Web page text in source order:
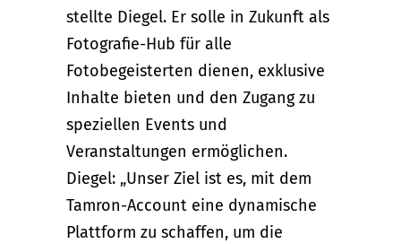
stellte Diegel. Er solle in Zukunft als
Fotografie-Hub für alle
Fotobegeisterten dienen, exklusive
Inhalte bieten und den Zugang zu
speziellen Events und
Veranstaltungen ermöglichen.
Diegel: „Unser Ziel ist es, mit dem
Tamron-Account eine dynamische
Plattform zu schaffen, um die